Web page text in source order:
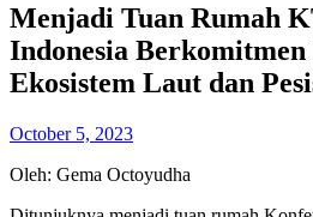
Menjadi Tuan Rumah
Indonesia
Ekosistem Laut dan
October 5, 2023
Oleh: Gema Octoyudha